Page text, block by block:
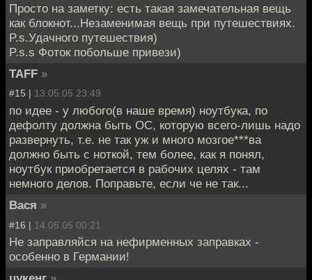
Просто на заметку: есть такая замечательная вещь
как блокнот...Незаменимая вещь при путешествиях.
P.s.Удачного путешествия)
P.s.s Фоток побольше привези)
TAFF »
#15 | 13.05.05 23:49
по идее - у любого(в наше время) ноутбука, по
дефолту должна быть ОС, которую всего-лишь надо
развернуть, т.е. не так уж и много мозгое***ва
должно быть с ноткой, тем более, как я понял,
ноутбук приобретается в рабочих целях - там
немного делов. Поправьте, если че не так...
Вася »
#16 | 14.05.05 00:21
Не заправляйся на нефирменных заправках -
особенно в Германии!